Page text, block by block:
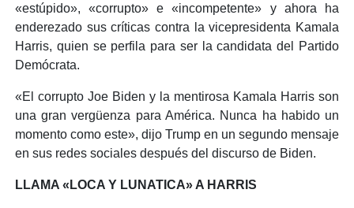
«estúpido», «corrupto» e «incompetente» y ahora ha
enderezado sus críticas contra la vicepresidenta Kamala
Harris, quien se perfila para ser la candidata del Partido
Demócrata.
«El corrupto Joe Biden y la mentirosa Kamala Harris son
una gran vergüenza para América. Nunca ha habido un
momento como este», dijo Trump en un segundo mensaje
en sus redes sociales después del discurso de Biden.
LLAMA «LOCA Y LUNATICA» A HARRIS